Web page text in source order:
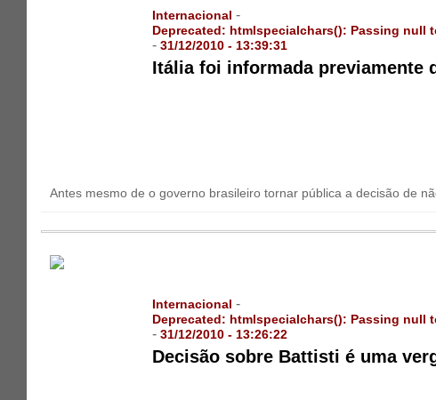
Internacional -
Deprecated: htmlspecialchars(): Passing null
-31/12/2010 - 13:39:31
Itália foi informada previamente
Antes mesmo de o governo brasileiro tornar pública a decisão de
Internacional -
Deprecated: htmlspecialchars(): Passing null
-31/12/2010 - 13:26:22
Decisão sobre Battisti é uma